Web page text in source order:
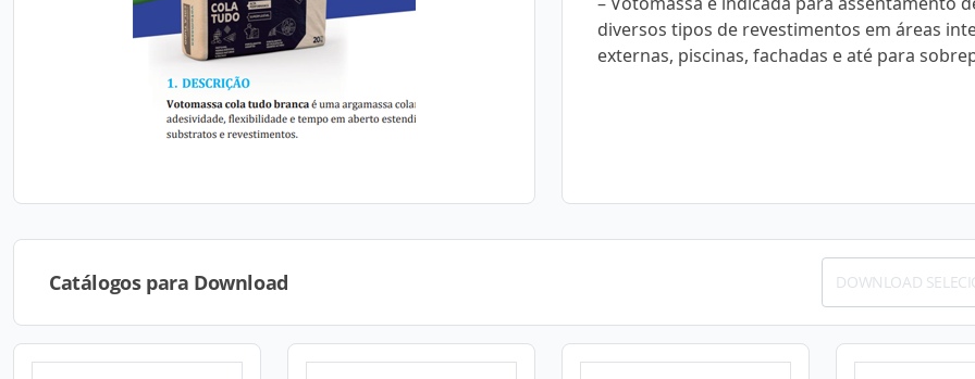
diversos tipos de revestimentos em áreas
externas, piscinas, fachadas e até para
Catálogos para Download DOWNLOAD